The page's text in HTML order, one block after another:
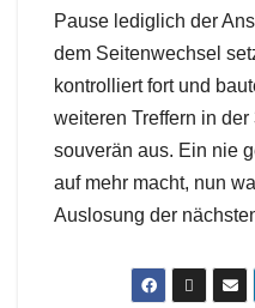
Pause lediglich der
dem Seitenwechsel
kontrolliert fort und
weiteren Treffern in
souverän aus. Ein nie
auf mehr macht, nun
Auslosung der